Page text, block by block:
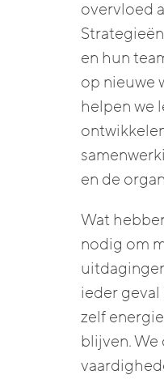
overvloed
en hun
op nieuwe
helpen we
en de
Wat
nodig om
ieder geval
zelf
blijven.